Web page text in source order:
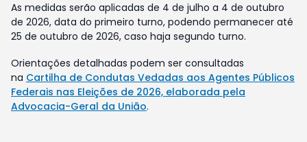
As medidas serão aplicadas de 4 de julho a 4 de outubro
de 2026, data do primeiro turno, podendo permanecer até
25 de outubro de 2026, caso haja segundo turno.
Orientações detalhadas podem ser consultadas
na Cartilha de Condutas Vedadas aos Agentes Públicos
Federais nas Eleições de 2026, elaborada pela
Advocacia-Geral da União.